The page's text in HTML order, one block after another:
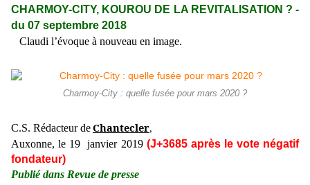
CHARMOY-CITY, KOUROU DE LA REVITALISATION ? -
du 07 septembre 2018
Claudi l’évoque à nouveau en image.
Charmoy-City : quelle fusée pour mars 2020 ?
C.S. Rédacteur deChantecler,
Auxonne, le 19 janvier 2019 (J+3685 après le vote négatif
fondateur)
Publié dans Revue de presse